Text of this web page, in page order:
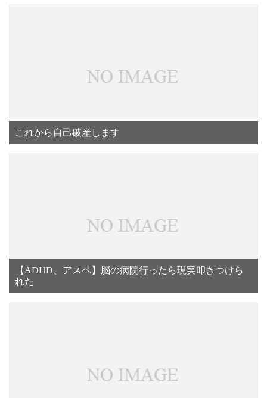
これから自己破産します
【ADHD、アスペ】脳の病院行ったら現実叩きつけら
れた